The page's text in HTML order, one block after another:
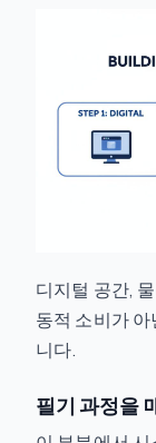
디지털 공간,
동적 소비가
니다.
필기 과정을